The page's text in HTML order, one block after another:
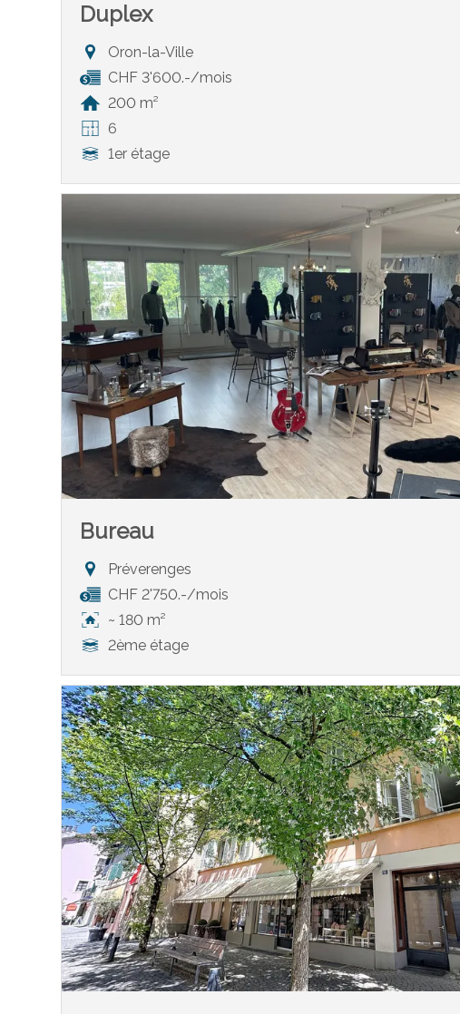
Duplex
Oron-la-Ville
CHF 3'600.-/mois
200 m²
6
1er étage
Bureau
Préverenges
CHF 2'750.-/mois
~ 180 m²
2ème étage